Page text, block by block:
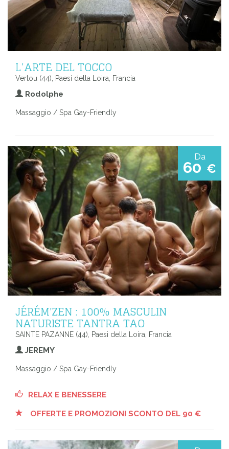
L’ARTE DEL TOCCO
Vertou (44), Paesi della Loira, Francia
Rodolphe
Massaggio / Spa Gay-Friendly
Da
60 €
JÉRÉM'ZEN : 100% MASCULIN
NATURISTE TANTRA TAO
SAINTE PAZANNE (44), Paesi della Loira, Francia
JEREMY
Massaggio / Spa Gay-Friendly
RELAX E BENESSERE
OFFERTE E PROMOZIONI SCONTO DEL 90 €